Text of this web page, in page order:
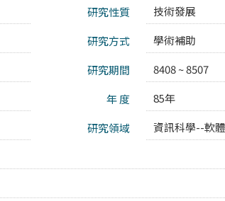
研究性質
技術發展
研究方式
學術補助
研究期間
8408 ~ 8507
年 度
85年
研究領域
資訊科學--軟